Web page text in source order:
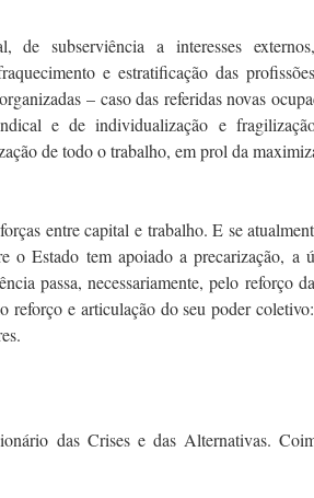
de subserviência a interesses
e estratificação das
– caso das referidas novas
e de individualização e
de todo o trabalho, em prol da
entre capital e trabalho. E se
o Estado tem apoiado a precarização, a
passa, necessariamente, pelo reforço
reforço e articulação do seu poder
das Crises e das Alternativas.